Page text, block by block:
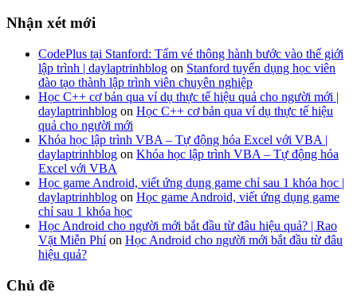
Nhận xét mới
CodePlus tại Stanford: Tấm vé thông hành bước vào thế giới
lập trình | daylaptrinhblog on Stanford tuyển dụng học viên
đào tạo thành lập trình viên chuyên nghiệp
Học C++ cơ bản qua ví dụ thực tế hiệu quả cho người mới |
daylaptrinhblog on Học C++ cơ bản qua ví dụ thực tế hiệu
quả cho người mới
Khóa học lập trình VBA – Tự động hóa Excel với VBA |
daylaptrinhblog on Khóa học lập trình VBA – Tự động hóa
Excel với VBA
Học game Android, viết ứng dụng game chỉ sau 1 khóa học |
daylaptrinhblog on Học game Android, viết ứng dụng game
chỉ sau 1 khóa học
Học Android cho người mới bắt đầu từ đâu hiệu quả? | Rao
Vặt Miễn Phíon Học Android cho người mới bắt đầu từ đâu
hiệu quả?
Chủ đề